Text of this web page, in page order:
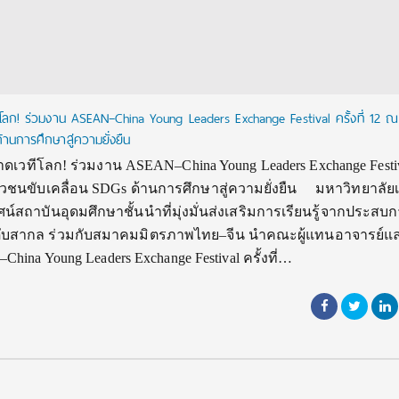
ก! ร่วมงาน ASEAN–China Young Leaders Exchange Festival ครั้งที่
นการศึกษาสู่ความยั่งยืน
วทีโลก! ร่วมงาน ASEAN–China Young Leaders Exchange
นขับเคลื่อน SDGs ด้านการศึกษาสู่ความยั่งยืน มหาวิทยาลัย
น์สถาบันอุดมศึกษาชั้นนำที่มุ่งมั่นส่งเสริมการเรียนรู้จากประสบ
ดับสากล ร่วมกับสมาคมมิตรภาพไทย–จีน นำคณะผู้แทนอาจารย์แ
Young Leaders Exchange Festival ครั้งที่…